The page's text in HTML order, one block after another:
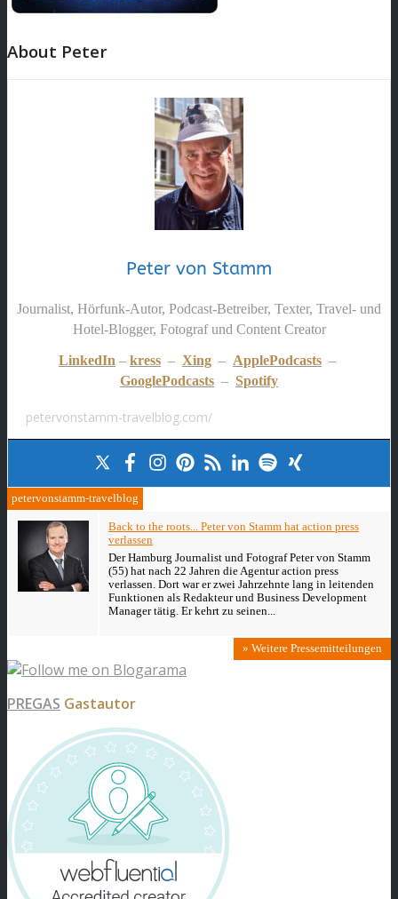
About Peter
Peter von Stamm
Journalist, Hörfunk-Autor, Podcast-Betreiber, Texter, Travel- und
Hotel-Blogger, Fotograf und Content Creator
LinkedIn – kress – Xing – ApplePodcasts –
GooglePodcasts – Spotify
petervonstamm-travelblog.com/
petervonstamm-travelblog
Back to the roots... Peter von Stamm hat action press
verlassen
Der Hamburg Journalist und Fotograf Peter von Stamm
(55) hat nach 22 Jahren die Agentur action press
verlassen. Dort war er zwei Jahrzehnte lang in leitenden
Funktionen als Redakteur und Business Development
Manager tätig. Er kehrt zu seinen...
» Weitere Pressemitteilungen
PREGAS Gastautor